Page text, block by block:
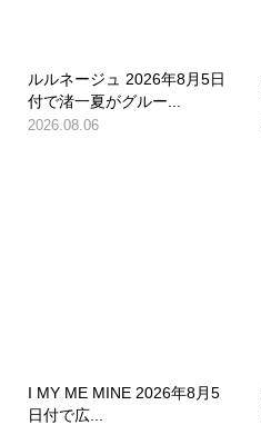
ルルネージュ 2026年8月5日
付で渚一夏がグルー...
2026.08.06
I MY ME MINE 2026年8月5
日付で広...